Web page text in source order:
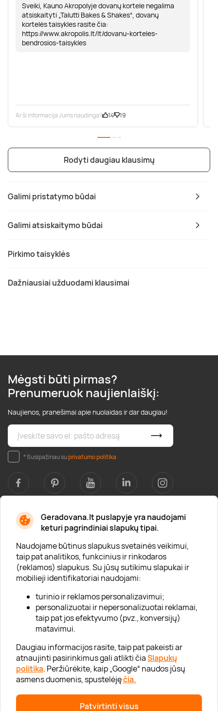
Geradovana.lt puslapyje yra naudojami
keturi pagrindiniai slapukų tipai.
Naudojame būtinus slapukus svetainės veikimui,
taip pat analitikos, funkcinius ir rinkodaros
(reklamos) slapukus. Su jūsų sutikimu slapukai ir
mobilieji identifikatoriai naudojami:
turinio ir reklamos personalizavimui;
personalizuotai ir nepersonalizuotai reklamai,
taip pat jos efektyvumo (pvz., konversijų)
matavimui.
Daugiau informacijos rasite, taip pat pakeisti ar
atnaujinti pasirinkimus gali atlikti čiaSlapukų
politika. Peržiūrėkite, kaip „Google“ naudos jūsų
asmens duomenis, spustelėjęčia.
Patvirtinti visus
Galimi pristatymo būdai
Galimi atsiskaitymo būdai
Pirkimo taisyklės
Dažniausiai užduodami klausimai
Sveiki, Kauno Akropolyje dovanų kortele negalima
atsiskaityti „Talutti Bakes & Shakes“, dovanų
kortelės taisykles rasite čia:
https://www.akropolis.lt/lt/dovanu-korteles-
bendrosios-taisykles
Ar ši informacija Jums naudinga? 14 19
Rodyti daugiau klausimų
Mėgsti būti pirmas?
Prenumeruok naujienlaiškį:
Naujienos, pranešimai apie nuolaidas ir dar daugiau!
* Susipažinau suprivatumo politika
Apie mus
Apie „Gera Dovana“
Lojalumo klubas
Karjera
Visi partneriai
Kontaktai
Tinklaraštis
Informacija